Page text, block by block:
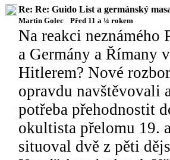
Re: Re: Guido List a germánský
Martin Golec Před 11 a ¼ rokem
Na reakci
a Germány a Římany
Hitlerem? Nové
opravdu navštěvovali
potřeba přehodnostit
okultista přelomu 19.
situoval dvě z pěti